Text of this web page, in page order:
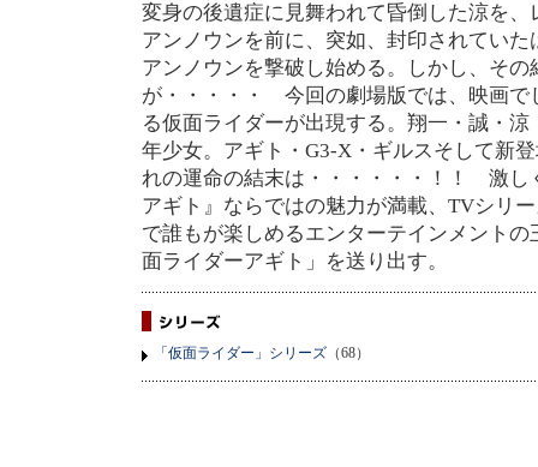
変身の後遺症に見舞われて昏倒した涼を
アンノウンを前に、突如、封印されてい
アンノウンを撃破し始める。しかし、その
が・・・・・ 今回の劇場版では、映画で
る仮面ライダーが出現する。翔一・誠・
年少女。アギト・G3-X・ギルスそして新
れの運命の結末は・・・・・・！！ 激し
アギト』ならではの魅力が満載、TVシリ
で誰もが楽しめるエンターテインメント
面ライダーアギト」を送り出す。
「仮面ライダー」シリーズ（68）